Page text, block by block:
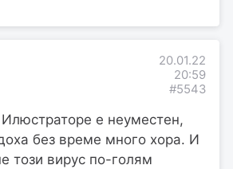
20.01.22
20:59
#5543
е неуместен,
без време много хора. И
този вирус по-голям